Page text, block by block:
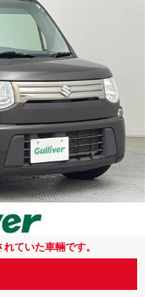
ていた車輛です。